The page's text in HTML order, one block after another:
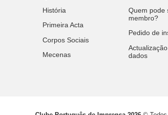
História
Primeira Acta
Corpos Sociais
Mecenas
Quem pode
membro?
Pedido de
dados